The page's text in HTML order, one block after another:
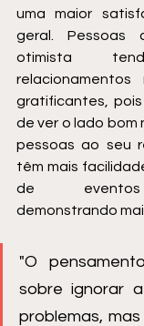
uma maior
geral. Pessoas
otimista
gratificantes,
de ver o lado bom
pessoas ao seu
têm mais
de eventos
demonstrando
"O
sobre ignorar
problemas,